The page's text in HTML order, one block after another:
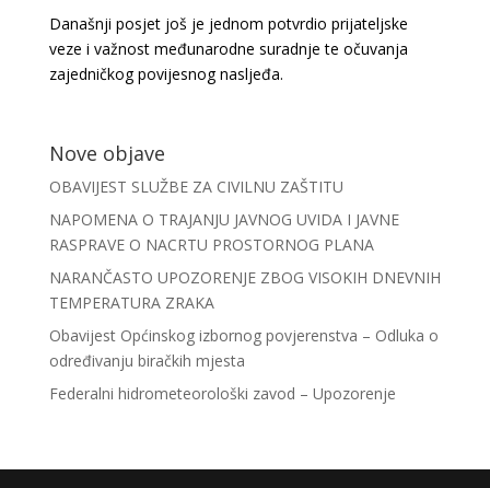
Današnji posjet još je jednom potvrdio prijateljske
veze i važnost međunarodne suradnje te očuvanja
zajedničkog povijesnog nasljeđa.
Nove objave
OBAVIJEST SLUŽBE ZA CIVILNU ZAŠTITU
NAPOMENA O TRAJANJU JAVNOG UVIDA I JAVNE
RASPRAVE O NACRTU PROSTORNOG PLANA
NARANČASTO UPOZORENJE ZBOG VISOKIH DNEVNIH
TEMPERATURA ZRAKA
Obavijest Općinskog izbornog povjerenstva – Odluka o
određivanju biračkih mjesta
Federalni hidrometeorološki zavod – Upozorenje